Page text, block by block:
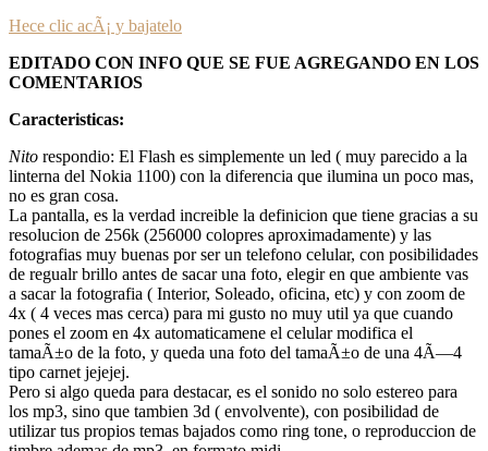
Hece clic acÃ¡ y bajatelo
EDITADO CON INFO QUE SE FUE AGREGANDO EN LOS
COMENTARIOS
Caracteristicas:
Nito respondio: El Flash es simplemente un led ( muy parecido a la
linterna del Nokia 1100) con la diferencia que ilumina un poco mas,
no es gran cosa.
La pantalla, es la verdad increible la definicion que tiene gracias a su
resolucion de 256k (256000 colopres aproximadamente) y las
fotografias muy buenas por ser un telefono celular, con posibilidades
de regualr brillo antes de sacar una foto, elegir en que ambiente vas
a sacar la fotografia ( Interior, Soleado, oficina, etc) y con zoom de
4x ( 4 veces mas cerca) para mi gusto no muy util ya que cuando
pones el zoom en 4x automaticamene el celular modifica el
tamaÃ±o de la foto, y queda una foto del tamaÃ±o de una 4Ã—4
tipo carnet jejejej.
Pero si algo queda para destacar, es el sonido no solo estereo para
los mp3, sino que tambien 3d ( envolvente), con posibilidad de
utilizar tus propios temas bajados como ring tone, o reproduccion de